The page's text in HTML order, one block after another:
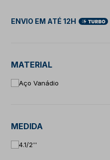
ENVIO EM ATÉ 12H
MATERIAL
Aço Vanádio
MEDIDA
4.1/2''